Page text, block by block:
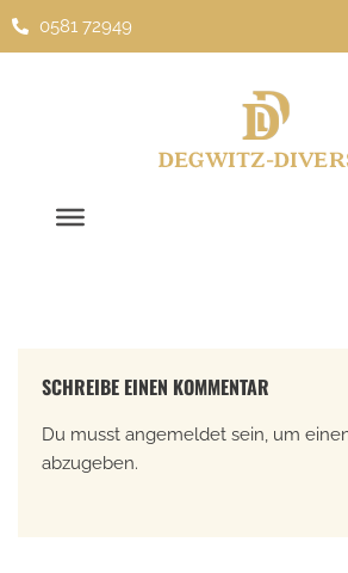
0581 72949
SCHREIBE EINEN KOMMENTAR
Du musst angemeldet sein, um
abzugeben.